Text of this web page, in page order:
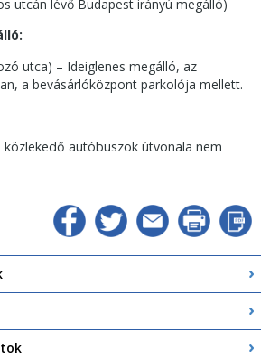
utcán lévő Budapest irányú megálló)
utca) – Ideiglenes megálló, az
a bevásárlóközpont parkolója mellett.
autóbuszok útvonala nem